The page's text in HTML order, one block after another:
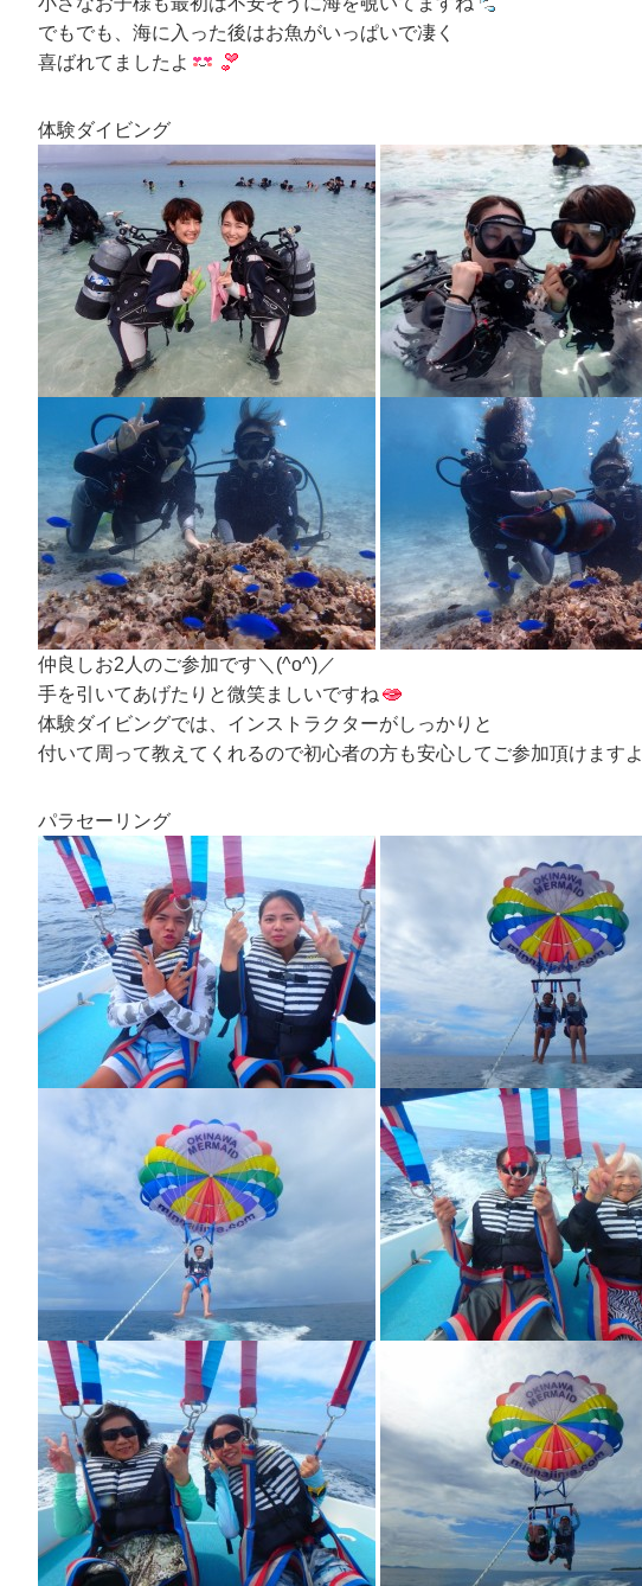
でもでも、海に入った後はお魚がいっぱいで凄く
喜ばれてましたよ
体験ダイビング
仲良しお2人のご参加です＼(^o^)／
手を引いてあげたりと微笑ましいですね
体験ダイビングでは、インストラクターがしっかりと
付いて周って教えてくれるので初心者の方も安心してご参加頂けますよ
パラセーリング